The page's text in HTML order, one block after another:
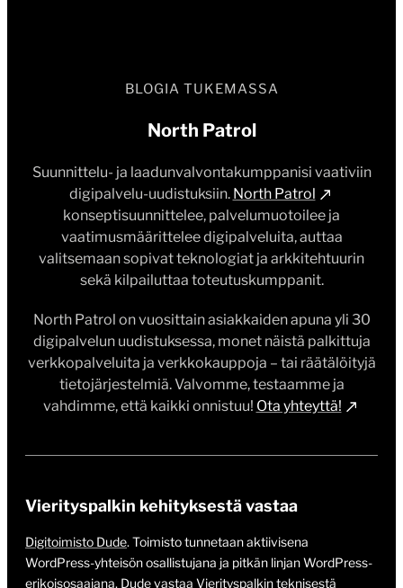
BLOGIA TUKEMASSA
North Patrol
Suunnittelu- ja laadunvalvontakumppanisi vaativiin
digipalvelu-uudistuksiin. North Patrol
konseptisuunnittelee, palvelumuotoilee ja
vaatimusmäärittelee digipalveluita, auttaa
valitsemaan sopivat teknologiat ja arkkitehtuurin
sekä kilpailuttaa toteutuskumppanit.
North Patrol on vuosittain asiakkaiden apuna yli 30
digipalvelun uudistuksessa, monet näistä palkittuja
verkkopalveluita ja verkkokauppoja – tai räätälöityjä
tietojärjestelmiä. Valvomme, testaamme ja
vahdimme, että kaikki onnistuu! Ota yhteyttä!
Vierityspalkin kehityksestä vastaa
Digitoimisto Dude. Toimisto tunnetaan aktiivisena
WordPress-yhteisön osallistujana ja pitkän linjan WordPress-
erikoisosaajana. Dude vastaa Vierityspalkin teknisestä